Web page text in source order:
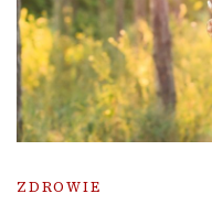
ZDROWIE